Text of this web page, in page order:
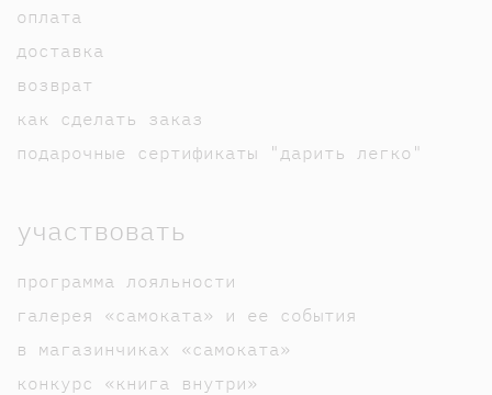
оплата
доставка
возврат
как сделать заказ
подарочные сертификаты "дарить легко"
участвовать
программа лояльности
галерея «самоката» и ее события
в магазинчиках «самоката»
конкурс «книга внутри»